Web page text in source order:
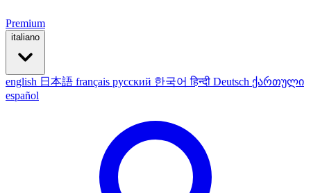
Premium
italiano
english 日本語 français русский 한국어हिन्दी Deutsch ქართული
español